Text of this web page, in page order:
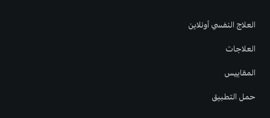
العلاج النفسي أونلاين
العلاجات
المقاييس
حمل التطبيق